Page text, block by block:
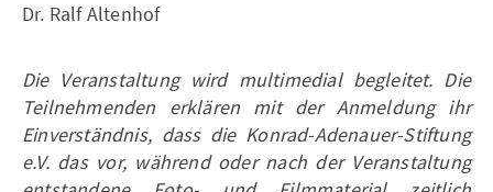
Dr. Ralf Altenhof
Die Veranstaltung wird multimedial begleitet. Die
Teilnehmenden erklären mit der Anmeldung ihr
Einverständnis, dass die Konrad-Adenauer-Stiftung
e.V. das vor, während oder nach der Veranstaltung